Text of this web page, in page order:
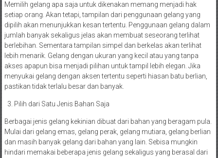
Memilih gelang apa saja untuk dikenakan memang menjadi hak
setiap orang. Akan tetapi, tampilan dari penggunaan gelang yang
dipilih akan menunjukkan kesan tertentu. Penggunaan gelang dalam
jumlah banyak sekaligus jelas akan membuat seseorang terlihat
berlebihan. Sementara tampilan simpel dan berkelas akan terlihat
lebih menarik. Gelang dengan ukuran yang kecil atau yang tanpa
akses apapun bisa menjadi pilihan untuk tampil lebih elegan. Jika
menyukai gelang dengan aksen tertentu seperti hiasan batu berlian,
pastikan tidak terlalu besar dan banyak.
Pilih dari Satu Jenis Bahan Saja
Berbagai jenis gelang kekinian dibuat dari bahan yang beragam pula.
Mulai dari gelang emas, gelang perak, gelang mutiara, gelang berlian
dan masih banyak gelang dari bahan yang lain. Sebisa mungkin
hindari memakai beberapa jenis gelang sekaligus yang berasal dari